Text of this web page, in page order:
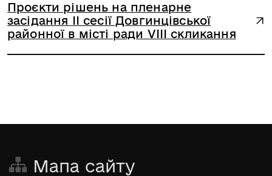
Проєкти рішень на пленарне
засідання II сесії Довгинцівської
районної в місті ради VIII скликання
Мапа сайту